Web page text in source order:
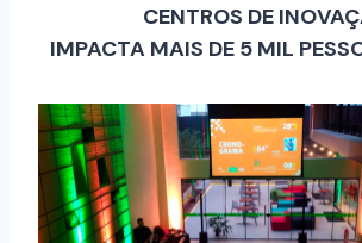
CENTROS DE
IMPACTA MAIS DE 5 MIL